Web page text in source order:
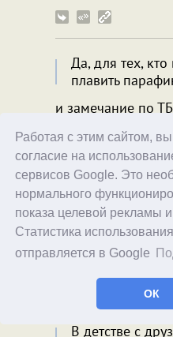
Работая с этим сайтом,
согласие на
сервисов Google. Это
нормального
показа целевой рекламы
Статистика
отправляется в Google
ОК
Да, для тех, кто
плавить
и замечание по
загорится
этому следует
КОЕМ СЛУЧАЕ НЕ
попытке будет
крышкой,
вода.
Goga Chlorian
29.01.23
22:03
В детстве с